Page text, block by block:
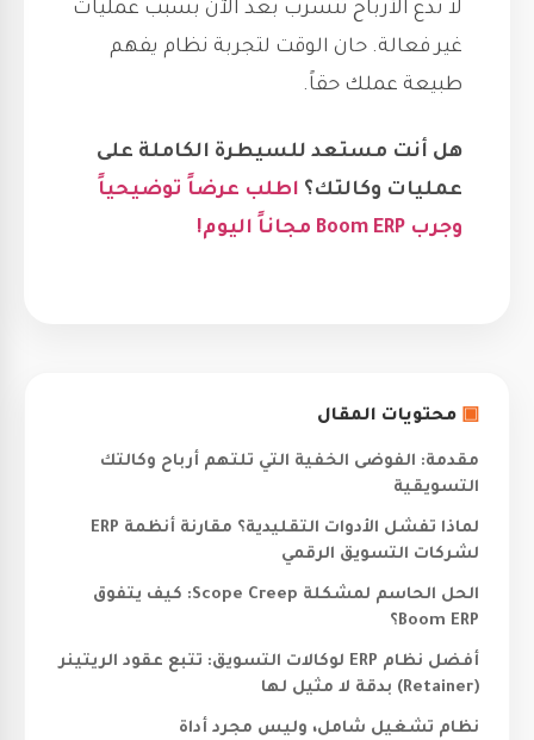
لا تدع الأرباح تتسرب بعد الآن بسبب عمليات
غير فعالة. حان الوقت لتجربة نظام يفهم
طبيعة عملك حقاً.
هل أنت مستعد للسيطرة الكاملة على
عمليات وكالتك؟ اطلب عرضاً توضيحياً
وجرب Boom ERP مجاناً اليوم!
▣ محتويات المقال
مقدمة: الفوضى الخفية التي تلتهم أرباح وكالتك
التسويقية
لماذا تفشل الأدوات التقليدية؟ مقارنة أنظمة ERP
لشركات التسويق الرقمي
الحل الحاسم لمشكلة Scope Creep: كيف يتفوق
Boom ERP؟
أفضل نظام ERP لوكالات التسويق: تتبع عقود الريتينر
(Retainer) بدقة لا مثيل لها
نظام تشغيل شامل، وليس مجرد أداة